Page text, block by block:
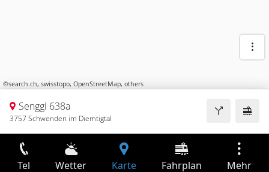
©search.ch, swisstopo, OpenStreetMap, others
Senggi 638a
3757 Schwenden im Diemtigtal
Tel Wetter Karte Fahrplan Mehr